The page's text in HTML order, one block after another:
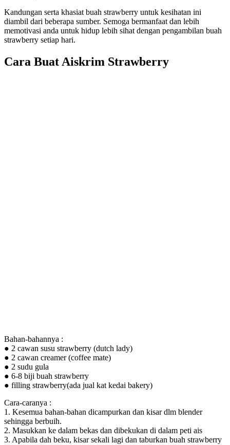
Kandungan serta khasiat buah strawberry untuk kesihatan ini
diambil dari beberapa sumber. Semoga bermanfaat dan lebih
memotivasi anda untuk hidup lebih sihat dengan pengambilan buah
strawberry setiap hari.
Cara Buat Aiskrim Strawberry
Bahan-bahannya :
● 2 cawan susu strawberry (dutch lady)
● 2 cawan creamer (coffee mate)
● 2 sudu gula
● 6-8 biji buah strawberry
● filling strawberry(ada jual kat kedai bakery)
Cara-caranya :
1. Kesemua bahan-bahan dicampurkan dan kisar dlm blender
sehingga berbuih.
2. Masukkan ke dalam bekas dan dibekukan di dalam peti ais
3. Apabila dah beku, kisar sekali lagi dan taburkan buah strawberry